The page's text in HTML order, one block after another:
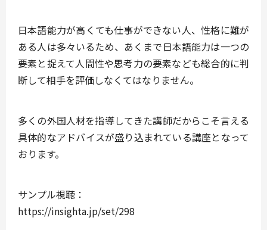
日本語能力が高くても仕事ができない人、性格に難が
ある人は多々いるため、あくまで日本語能力は一つの
要素と捉えて人間性や思考力の要素なども総合的に判
断して相手を評価しなくてはなりません。
多くの外国人材を指導してきた講師だからこそ言える
具体的なアドバイスが盛り込まれている講座となって
おります。
サンプル視聴：
https://insighta.jp/set/298